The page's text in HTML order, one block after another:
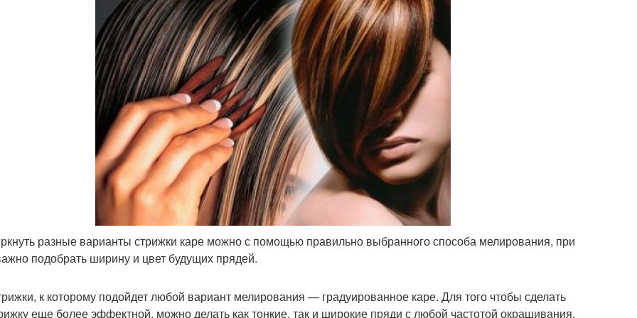
разные варианты стрижки каре можно с помощью правильно выбранного способа мелирования, при
подобрать ширину и цвет будущих прядей.
к которому подойдет любой вариант мелирования — градуированное каре. Для того чтобы сделать
еще более эффектной, можно делать как тонкие, так и широкие пряди с любой частотой окрашивания.